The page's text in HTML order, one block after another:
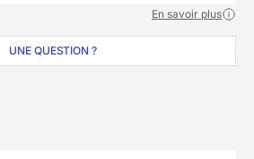
En savoir plus
UNE QUESTION ?